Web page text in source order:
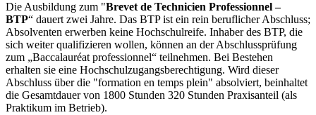
Die Ausbildung zum "Brevet de Technicien Professionnel –
BTP“ dauert zwei Jahre. Das BTP ist ein rein beruflicher Abschluss;
Absolventen erwerben keine Hochschulreife. Inhaber des BTP, die
sich weiter qualifizieren wollen, können an der Abschlussprüfung
zum „Baccalauréat professionnel“ teilnehmen. Bei Bestehen
erhalten sie eine Hochschulzugangsberechtigung. Wird dieser
Abschluss über die "formation en temps plein" absolviert, beinhaltet
die Gesamtdauer von 1800 Stunden 320 Stunden Praxisanteil (als
Praktikum im Betrieb).